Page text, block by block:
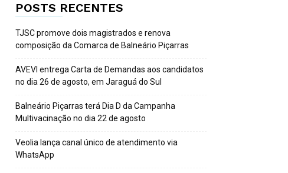
POSTS RECENTES
TJSC promove dois magistrados e renova
composição da Comarca de Balneário Piçarras
AVEVI entrega Carta de Demandas aos candidatos
no dia 26 de agosto, em Jaraguá do Sul
Balneário Piçarras terá Dia D da Campanha
Multivacinação no dia 22 de agosto
Veolia lança canal único de atendimento via
WhatsApp